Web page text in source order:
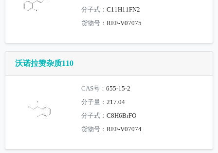
分子式：C11H11FN2
货物号：REF-V07075
沃诺拉赞杂质110
CAS号：655-15-2
分子量：217.04
分子式：C8H6BrFO
货物号：REF-V07074